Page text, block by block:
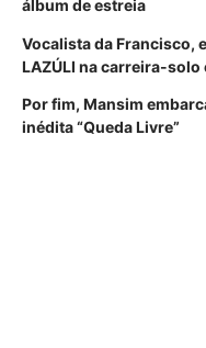
álbum de estreia
Vocalista da Francisco,
LAZÚLI na carreira-solo
Por fim, Mansim
inédita “Queda Livre”